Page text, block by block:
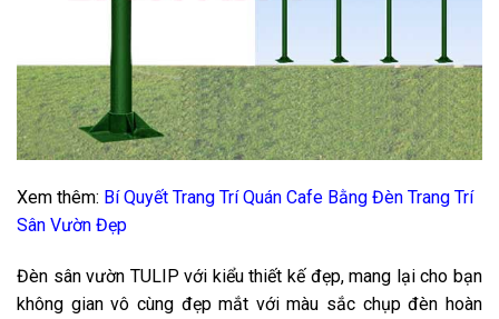
Xem thêm: Bí Quyết Trang Trí Quán Cafe Bằng Đèn Trang Trí
Sân Vườn Đẹp
Đèn sân vườn TULIP với kiểu thiết kế đẹp, mang lại cho bạn
không gian vô cùng đẹp mắt với màu sắc chụp đèn hoàn